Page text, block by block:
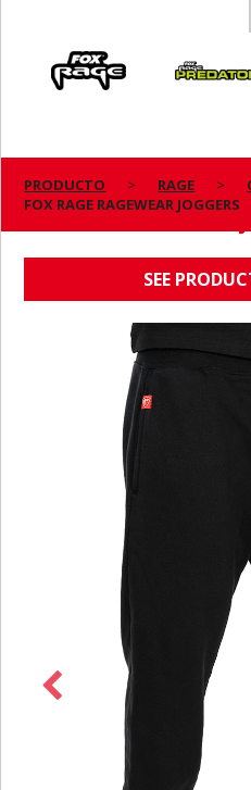
Predator
PRODUCTO RAGE
FOX RAGE RAGEWEAR JOGGERS
SEE